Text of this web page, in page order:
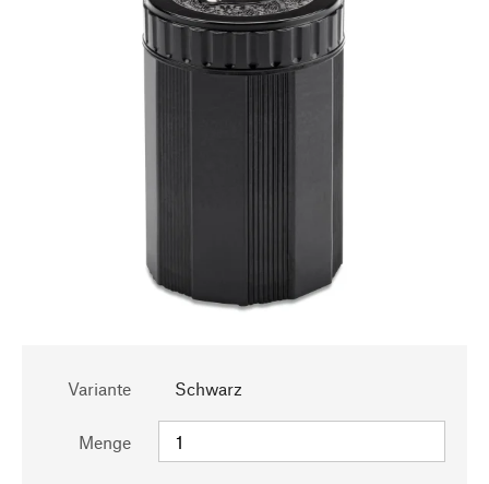
Variante Schwarz
Menge